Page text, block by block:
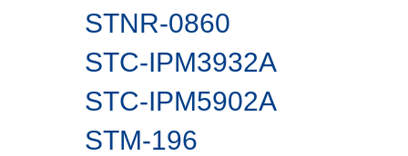
STNR-0860
STC-IPM3932A
STC-IPM5902А
STM-196